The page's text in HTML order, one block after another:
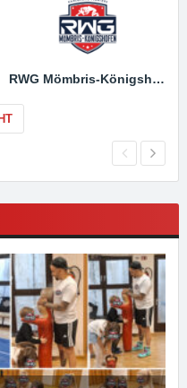
RWG Mömbris-Königshofen